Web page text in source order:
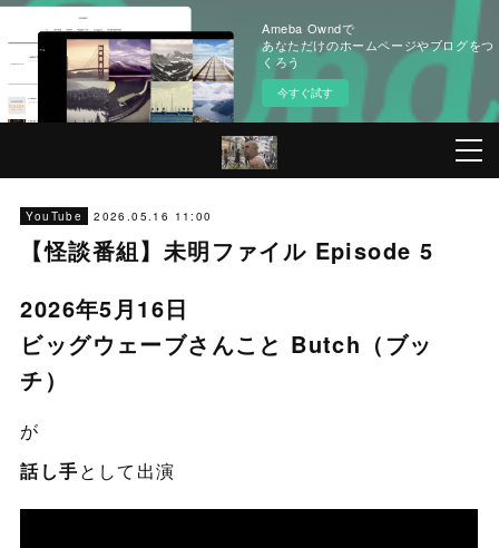
Ameba Owndで
あなただけのホームページやブログをつ
くろう
今すぐ試す
YouTube 2026.05.16 11:00
【怪談番組】未明ファイル Episode 5
2026年5月16日
ビッグウェーブさんこと Butch（ブッ
チ）
が
話し手として出演